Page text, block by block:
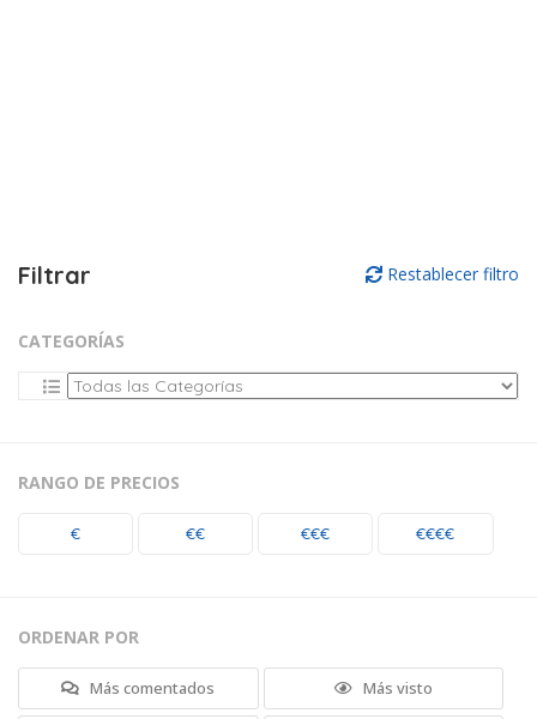
Filtrar Restablecer filtro
CATEGORÍAS
RANGO DE PRECIOS
€ €€ €€€ €€€€
ORDENAR POR
Más comentados Más visto